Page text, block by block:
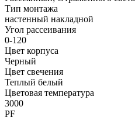
Тип монтажа
настенный накладной
Угол рассеивания
0-120
Цвет корпуса
Черный
Цвет свечения
Теплый белый
Цветовая температура
3000
PF